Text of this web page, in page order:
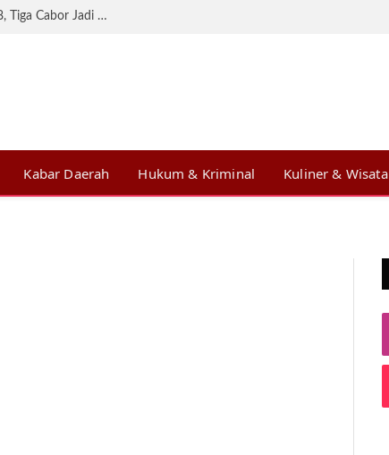
KONI Lampung Matangkan Persiapan BK PON 2028, Tiga Cabor Jadi Prioritas
Kabar Daerah Hukum & Kriminal Kuliner & Wisata